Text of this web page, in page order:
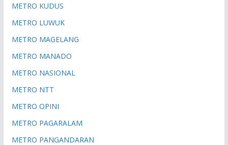
METRO KUDUS
METRO LUWUK
METRO MAGELANG
METRO MANADO
METRO NASIONAL
METRO NTT
METRO OPINI
METRO PAGARALAM
METRO PANGANDARAN